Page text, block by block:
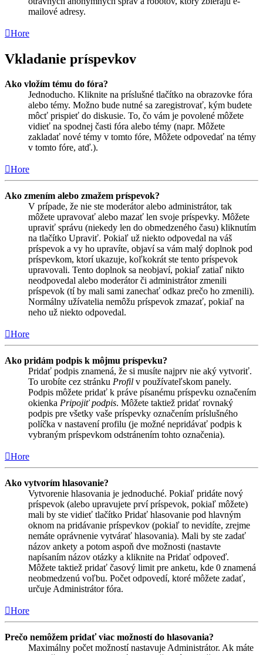
mailové adresy.
Hore
Vkladanie príspevkov
Ako vložím tému do fóra?
Jednoducho. Kliknite na príslušné tlačítko na obrazovke fóra
alebo témy. Možno bude nutné sa zaregistrovať, kým budete
môcť prispieť do diskusie. To, čo vám je povolené môžete
vidieť na spodnej časti fóra alebo témy (napr. Môžete
zakladať nové témy v tomto fóre, Môžete odpovedať na témy
v tomto fóre, atď.).
Hore
Ako zmením alebo zmažem príspevok?
V prípade, že nie ste moderátor alebo administrátor, tak
môžete upravovať alebo mazať len svoje príspevky. Môžete
upraviť správu (niekedy len do obmedzeného času) kliknutím
na tlačítko Upraviť. Pokiaľ už niekto odpovedal na váš
príspevok a vy ho upravíte, objaví sa vám malý doplnok pod
príspevkom, ktorí ukazuje, koľkokrát ste tento príspevok
upravovali. Tento doplnok sa neobjaví, pokiaľ zatiaľ nikto
neodpovedal alebo moderátor či administrátor zmenili
príspevok (tí by mali sami zanechať odkaz prečo ho zmenili).
Normálny užívatelia nemôžu príspevok zmazať, pokiaľ na
neho už niekto odpovedal.
Hore
Ako pridám podpis k môjmu príspevku?
Pridať podpis znamená, že si musíte najprv nie aký vytvoriť.
To urobíte cez stránku Profil v používateľskom panely.
Podpis môžete pridať k práve písanému príspevku označením
okienka Pripojiť podpis. Môžete taktiež pridať rovnaký
podpis pre všetky vaše príspevky označením príslušného
políčka v nastavení profilu (je možné nepridávať podpis k
vybraným príspevkom odstránením tohto označenia).
Hore
Ako vytvorím hlasovanie?
Vytvorenie hlasovania je jednoduché. Pokiaľ pridáte nový
príspevok (alebo upravujete prví príspevok, pokiaľ môžete)
mali by ste vidieť tlačítko Pridať hlasovanie pod hlavným
oknom na pridávanie príspevkov (pokiaľ to nevidíte, zrejme
nemáte oprávnenie vytvárať hlasovania). Mali by ste zadať
názov ankety a potom aspoň dve možnosti (nastavte
napísaním názov otázky a kliknite na Pridať odpoveď.
Môžete taktiež pridať časový limit pre anketu, kde 0 znamená
neobmedzenú voľbu. Počet odpovedí, ktoré môžete zadať,
určuje Administrátor fóra.
Hore
Prečo nemôžem pridať viac možností do hlasovania?
Maximálny počet možností nastavuje Administrátor. Ak máte